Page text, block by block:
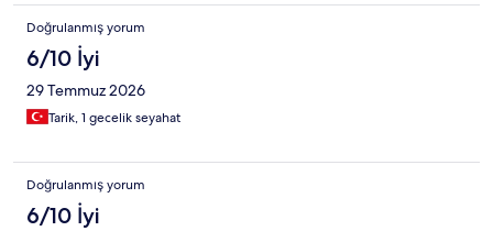
Doğrulanmış yorum
6/10 İyi
29 Temmuz 2026
Tarik, 1 gecelik seyahat
Doğrulanmış yorum
6/10 İyi